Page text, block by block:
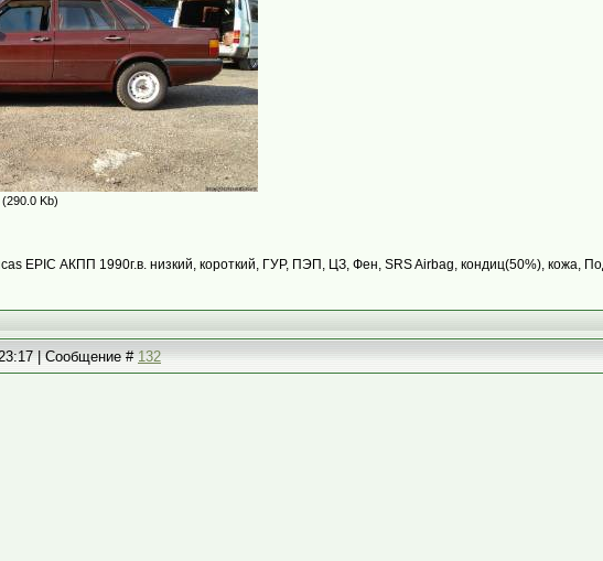
(290.0 Kb)
EPIC АКПП 1990г.в. низкий, короткий, ГУР, ПЭП, ЦЗ, Фен, SRS Airbag, кондиц(50%), кожа,
| Сообщение #132